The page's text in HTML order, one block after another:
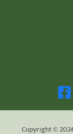
Copyright ©